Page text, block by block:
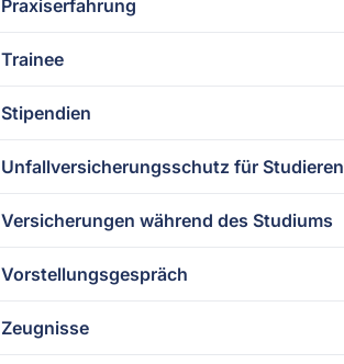
Praxiserfahrung
Trainee
Stipendien
Unfallversicherungsschutz für
Versicherungen während des Studiums
Vorstellungsgespräch
Zeugnisse